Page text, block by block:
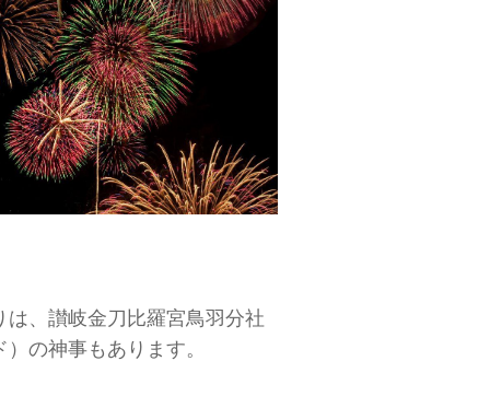
、讃岐金刀比羅宮鳥羽分社
の神事もあります。